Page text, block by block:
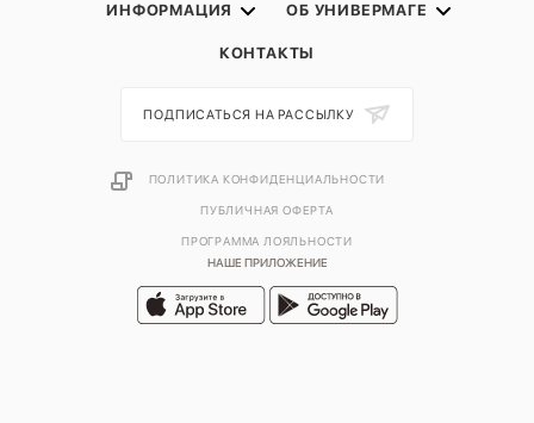
ИНФОРМАЦИЯ ОБ УНИВЕРМАГЕ
КОНТАКТЫ
НАШЕ ПРИЛОЖЕНИЕ
ПОДПИСАТЬСЯ НА РАССЫЛКУ
ПОЛИТИКА КОНФИДЕНЦИАЛЬНОСТИ
ПУБЛИЧНАЯ ОФЕРТА
ПРОГРАММА ЛОЯЛЬНОСТИ